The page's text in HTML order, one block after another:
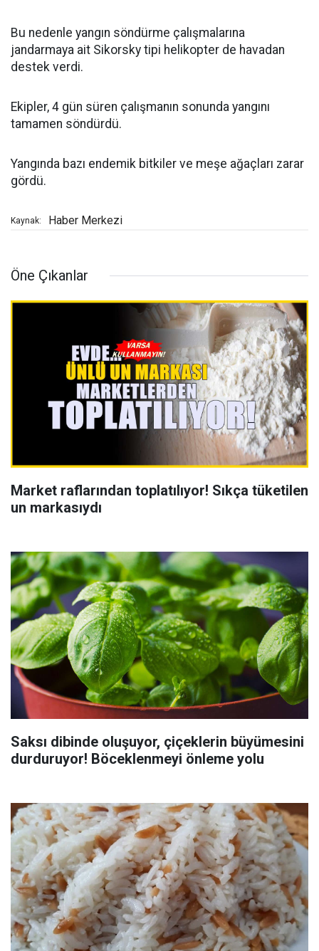
Bu nedenle yangın söndürme çalışmalarına
jandarmaya ait Sikorsky tipi helikopter de havadan
destek verdi.
Ekipler, 4 gün süren çalışmanın sonunda yangını
tamamen söndürdü.
Yangında bazı endemik bitkiler ve meşe ağaçları zarar
gördü.
Kaynak: Haber Merkezi
Öne Çıkanlar
Market raflarından toplatılıyor! Sıkça tüketilen
un markasıydı
Saksı dibinde oluşuyor, çiçeklerin büyümesini
durduruyor! Böceklenmeyi önleme yolu